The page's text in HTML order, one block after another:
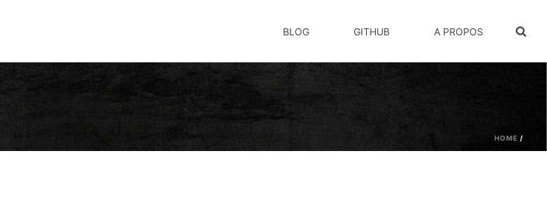
BLOG GITHUB A PROPOS
HOME /